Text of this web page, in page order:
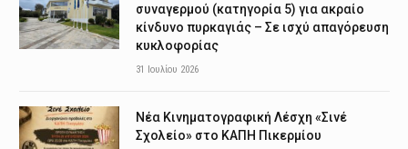
συναγερμού (κατηγορία 5) για ακραίο
κίνδυνο πυρκαγιάς – Σε ισχύ απαγόρευση
κυκλοφορίας
31 Ιουλίου 2026
Νέα Κινηματογραφική Λέσχη «Σινέ
Σχολείο» στο ΚΑΠΗ Πικερμίου